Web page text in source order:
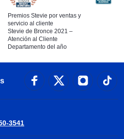
Premios Stevie por ventas y
servicio al cliente
Stevie de Bronce 2021 –
Atención al Cliente
Departamento del año
3541